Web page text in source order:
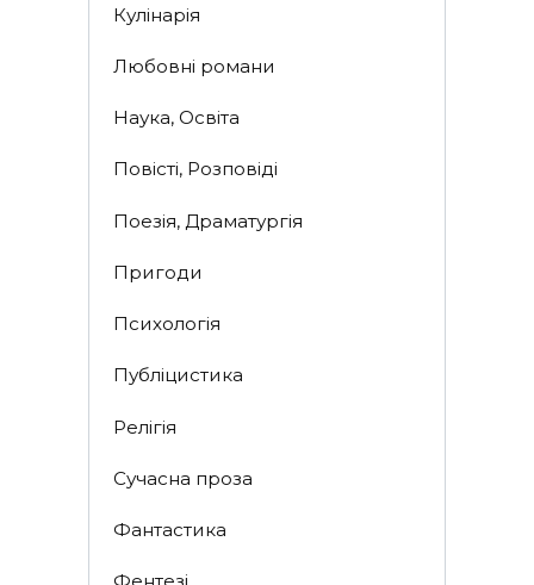
Кулінарія
Любовні романи
Наука, Освіта
Повісті, Розповіді
Поезія, Драматургія
Пригоди
Психологія
Публіцистика
Релігія
Сучасна проза
Фантастика